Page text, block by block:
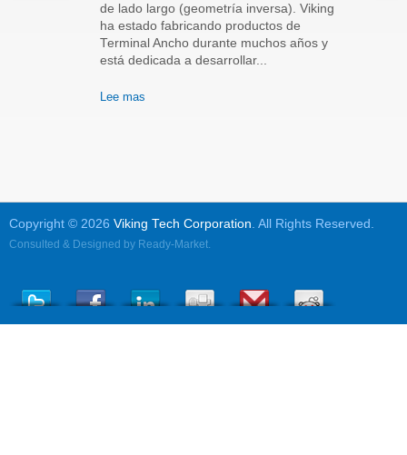
de lado largo (geometría inversa). Viking
ha estado fabricando productos de
Terminal Ancho durante muchos años y
está dedicada a desarrollar...
Lee mas
Copyright © 2026 Viking Tech Corporation. All Rights Reserved.
Consulted & Designed by Ready-Market.